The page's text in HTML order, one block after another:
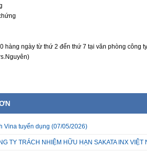
hàng ngày từ thứ 2 đến thứ 7 tại văn phòng công ty
Vina tuyển dụng (07/05/2026)
TY TRÁCH NHIỆM HỮU HẠN SAKATA INX